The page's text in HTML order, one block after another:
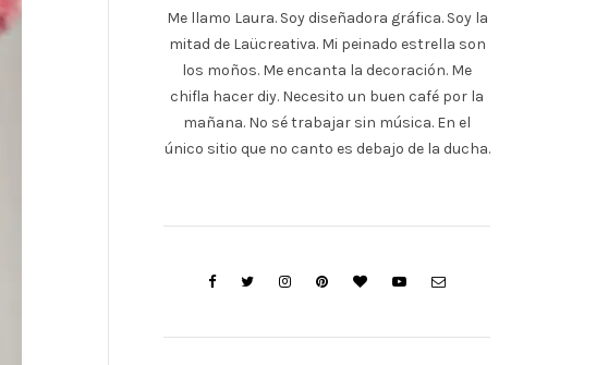
Me llamo Laura. Soy diseñadora gráfica. Soy la
mitad de Laücreativa. Mi peinado estrella son
los moños. Me encanta la decoración. Me
chifla hacer diy. Necesito un buen café por la
mañana. No sé trabajar sin música. En el
único sitio que no canto es debajo de la ducha.